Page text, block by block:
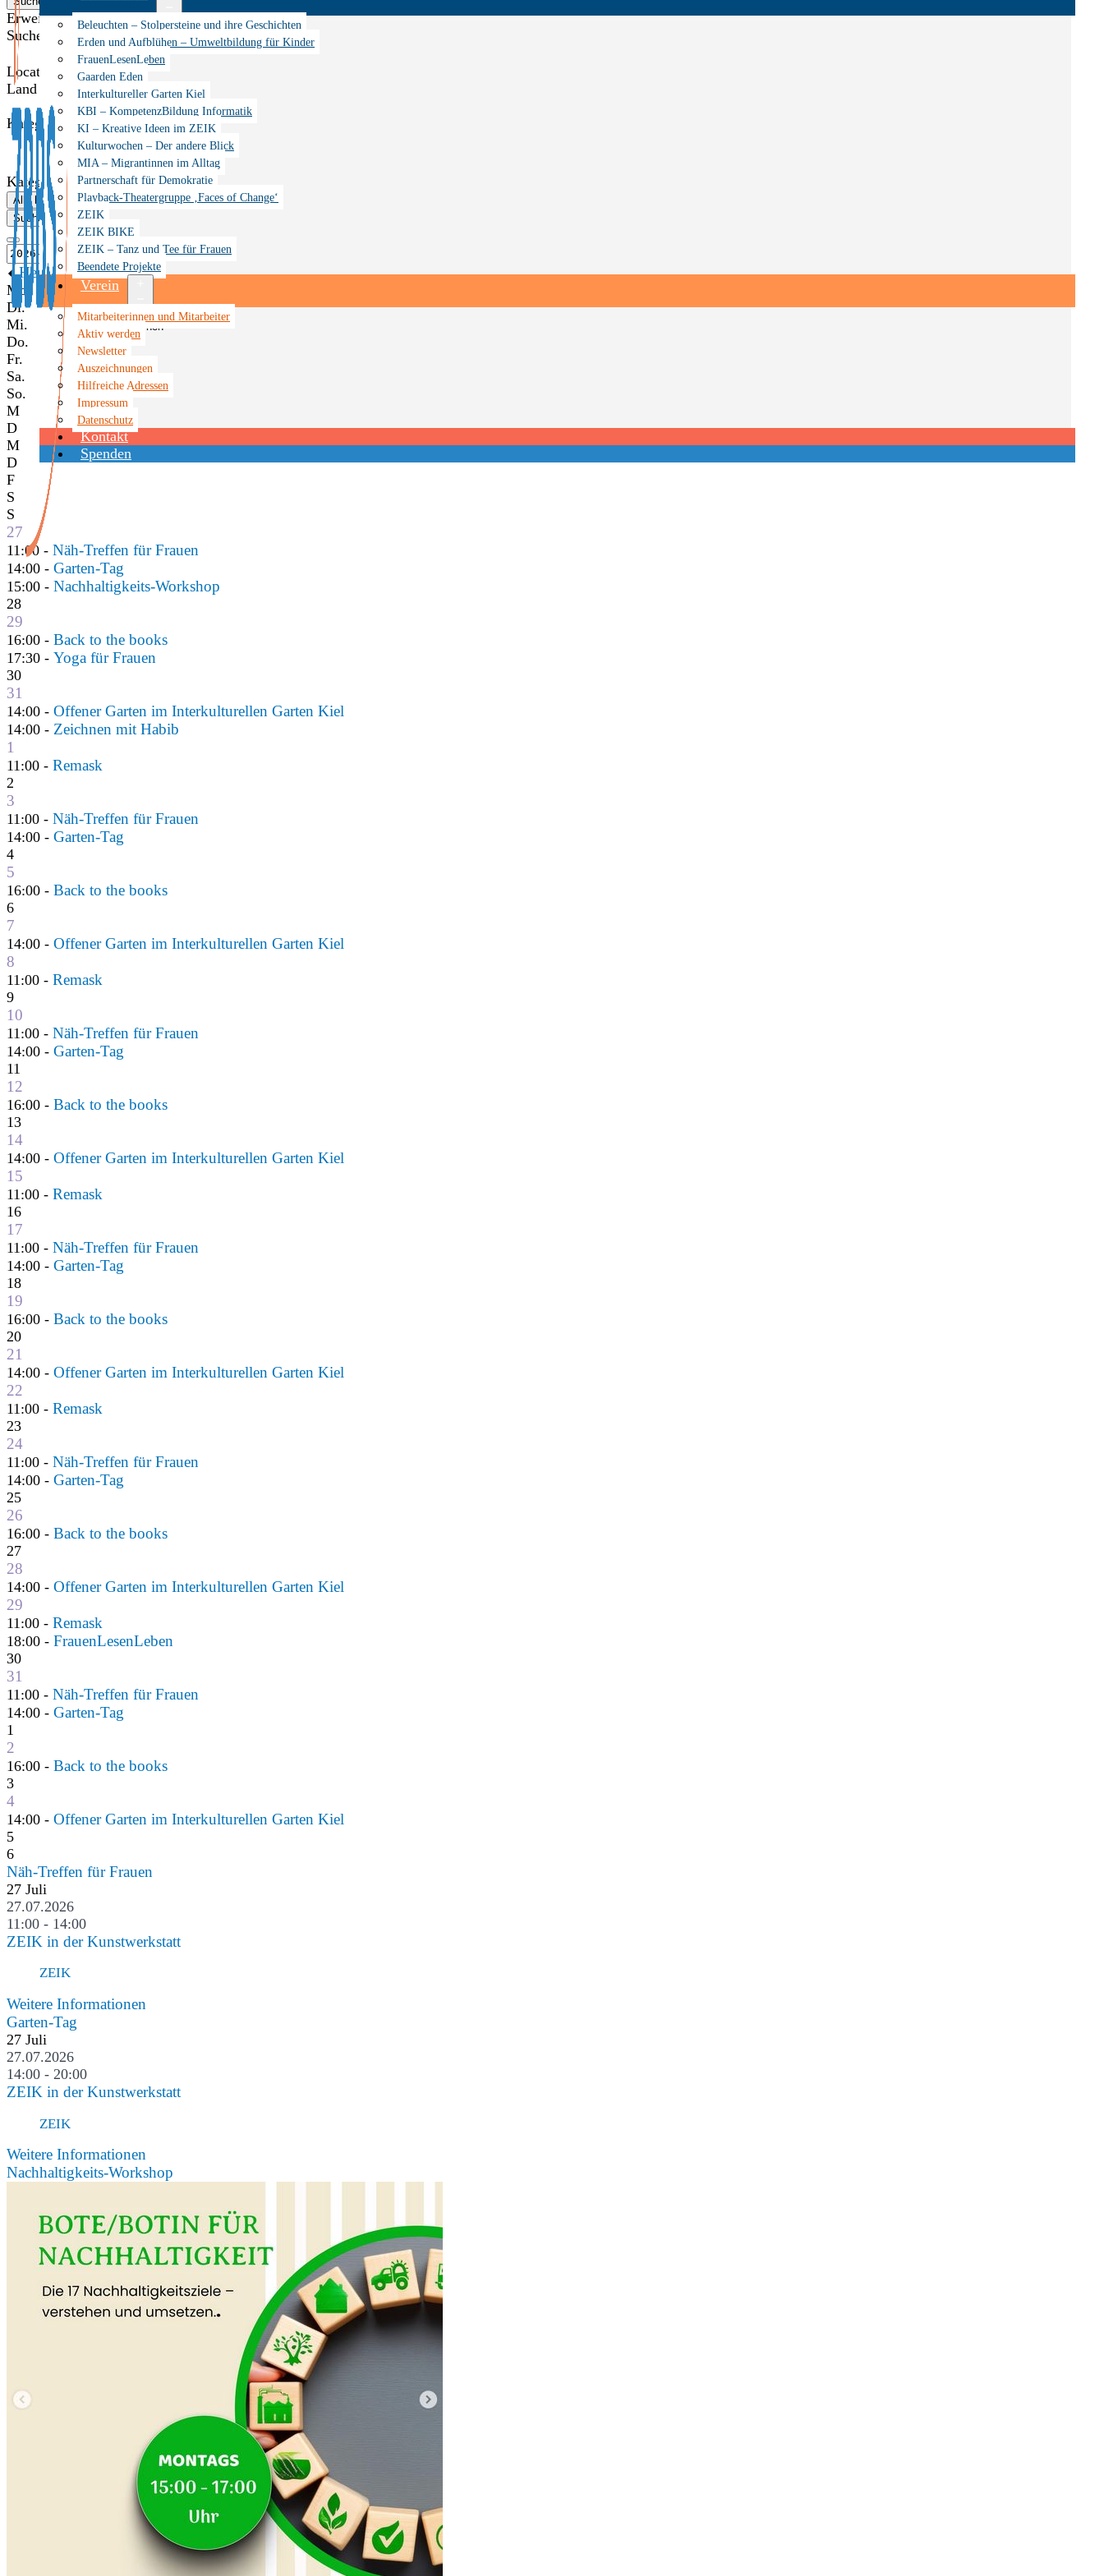
Menü
Beleuchten – Stolpersteine und ihre Geschichten
Erden und Aufblühen – Umweltbildung für Kinder
FrauenLesenLeben
Gaarden Eden
Interkultureller Garten Kiel
KBI – KompetenzBildung Informatik
KI – Kreative Ideen im ZEIK
Kulturwochen – Der andere Blick
MIA – Migrantinnen im Alltag
Partnerschaft für Demokratie
Playback-Theatergruppe ‚Faces of Change‘
ZEIK
ZEIK BIKE
ZEIK – Tanz und Tee für Frauen
Beendete Projekte
Verein
Menü
öffnen
Mitarbeiterinnen und Mitarbeiter
Aktiv werden
Newsletter
Auszeichnungen
Hilfreiche Adressen
Impressum
Datenschutz
Kontakt
Spenden
Erweiterte Suche anzeigen
Suche
Location Options
Land
Kategorien
Kategorien
Alle löschen
Suche
Heute
Mo.
Di.
Mi.
Do.
Fr.
Sa.
So.
M
D
M
D
F
S
S
27
11:00 - Näh-Treffen für Frauen
14:00 - Garten-Tag
15:00 - Nachhaltigkeits-Workshop
28
29
16:00 - Back to the books
17:30 - Yoga für Frauen
30
31
14:00 - Offener Garten im Interkulturellen Garten Kiel
14:00 - Zeichnen mit Habib
1
11:00 - Remask
2
3
11:00 - Näh-Treffen für Frauen
14:00 - Garten-Tag
4
5
16:00 - Back to the books
6
7
14:00 - Offener Garten im Interkulturellen Garten Kiel
8
11:00 - Remask
9
10
11:00 - Näh-Treffen für Frauen
14:00 - Garten-Tag
11
12
16:00 - Back to the books
13
14
14:00 - Offener Garten im Interkulturellen Garten Kiel
15
11:00 - Remask
16
17
11:00 - Näh-Treffen für Frauen
14:00 - Garten-Tag
18
19
16:00 - Back to the books
20
21
14:00 - Offener Garten im Interkulturellen Garten Kiel
22
11:00 - Remask
23
24
11:00 - Näh-Treffen für Frauen
14:00 - Garten-Tag
25
26
16:00 - Back to the books
27
28
14:00 - Offener Garten im Interkulturellen Garten Kiel
29
11:00 - Remask
18:00 - FrauenLesenLeben
30
31
11:00 - Näh-Treffen für Frauen
14:00 - Garten-Tag
1
2
16:00 - Back to the books
3
4
14:00 - Offener Garten im Interkulturellen Garten Kiel
5
6
Näh-Treffen für Frauen
27 Juli
27.07.2026
11:00 - 14:00
ZEIK in der Kunstwerkstatt
ZEIK
Weitere Informationen
Garten-Tag
27 Juli
27.07.2026
14:00 - 20:00
ZEIK in der Kunstwerkstatt
ZEIK
Weitere Informationen
Nachhaltigkeits-Workshop